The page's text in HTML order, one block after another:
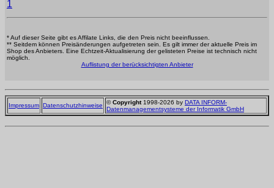
1
* Auf dieser Seite gibt es Affilate Links, die den Preis nicht beeinflussen.
** Seitdem können Preisänderungen aufgetreten sein. Es gilt immer der aktuelle Preis im
Shop des Anbieters. Eine Echtzeit-Aktualisierung der gelisteten Preise ist technisch nicht
möglich.
Auflistung der berücksichtigten Anbieter
Impressum Datenschutzhinweise ©Copyright1998-2026 by DATA INFORM-
Datenmanagementsysteme der Informatik GmbH